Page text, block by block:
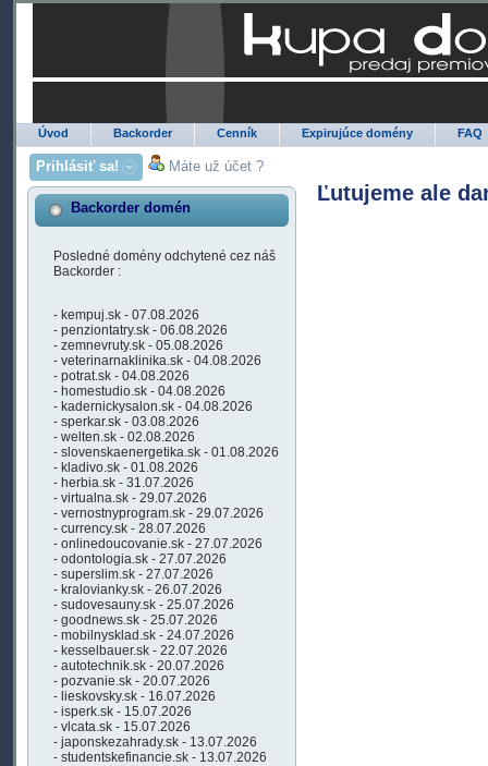
Úvod Backorder Cenník Expirujúce domény FAQ
Prihlásiť sa! Máte už účet ?
Backorder domén
Posledné domény odchytené cez náš
Backorder :
- kempuj.sk - 07.08.2026
- penziontatry.sk - 06.08.2026
- zemnevruty.sk - 05.08.2026
- veterinarnaklinika.sk - 04.08.2026
- potrat.sk - 04.08.2026
- homestudio.sk - 04.08.2026
- kadernickysalon.sk - 04.08.2026
- sperkar.sk - 03.08.2026
- welten.sk - 02.08.2026
- slovenskaenergetika.sk - 01.08.2026
- kladivo.sk - 01.08.2026
- herbia.sk - 31.07.2026
- virtualna.sk - 29.07.2026
- vernostnyprogram.sk - 29.07.2026
- currency.sk - 28.07.2026
- onlinedoucovanie.sk - 27.07.2026
- odontologia.sk - 27.07.2026
- superslim.sk - 27.07.2026
- kralovianky.sk - 26.07.2026
- sudovesauny.sk - 25.07.2026
- goodnews.sk - 25.07.2026
- mobilnysklad.sk - 24.07.2026
- kesselbauer.sk - 22.07.2026
- autotechnik.sk - 20.07.2026
- pozvanie.sk - 20.07.2026
- lieskovsky.sk - 16.07.2026
- isperk.sk - 15.07.2026
- vlcata.sk - 15.07.2026
- japonskezahrady.sk - 13.07.2026
- studentskefinancie.sk - 13.07.2026
Ľutujeme ale